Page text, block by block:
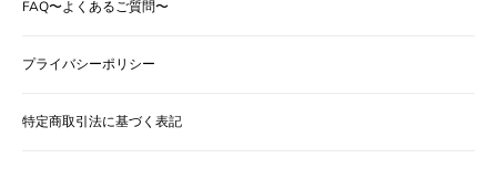
FAQ〜よくあるご質問〜
プライバシーポリシー
特定商取引法に基づく表記